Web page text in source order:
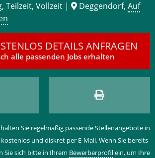
Teilzeit, Vollzeit | Deggendorf, Auf
DETAILS ANFRAGEN
alle passenden Jobs erhalten
Sie regelmäßig passende Stellenangebote in
und diskret per E-Mail. Wenn Sie bereits
Sie sich bitte in Ihrem Bewerberprofilein, um Ihre